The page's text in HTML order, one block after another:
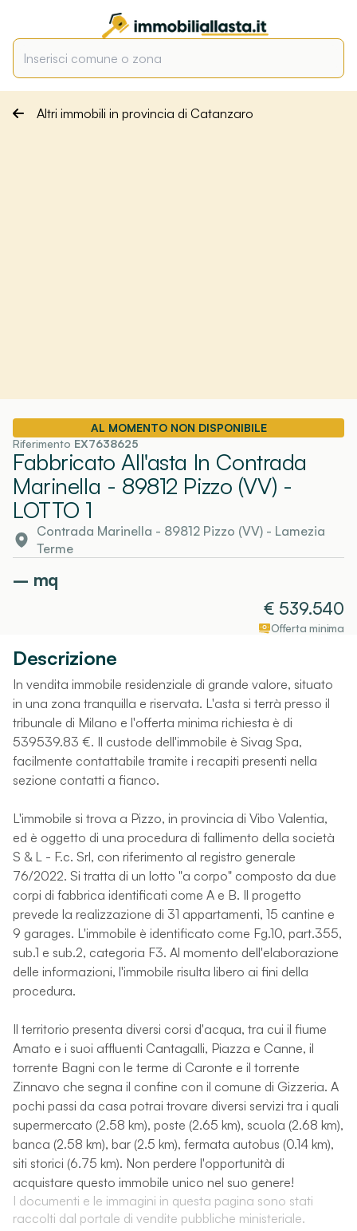
Altri immobili in provincia di Catanzaro
AL MOMENTO NON DISPONIBILE
Riferimento EX7638625
Fabbricato All'asta In Contrada
Marinella - 89812 Pizzo (VV) -
LOTTO 1
Contrada Marinella - 89812 Pizzo (VV) - Lamezia
Terme
– mq
€ 539.540
Offerta minima
Descrizione
In vendita immobile residenziale di grande valore, situato
in una zona tranquilla e riservata. L'asta si terrà presso il
tribunale di Milano e l'offerta minima richiesta è di
539539.83 €. Il custode dell'immobile è Sivag Spa,
facilmente contattabile tramite i recapiti presenti nella
sezione contatti a fianco.
L'immobile si trova a Pizzo, in provincia di Vibo Valentia,
ed è oggetto di una procedura di fallimento della società
S & L - F.c. Srl, con riferimento al registro generale
76/2022. Si tratta di un lotto "a corpo" composto da due
corpi di fabbrica identificati come A e B. Il progetto
prevede la realizzazione di 31 appartamenti, 15 cantine e
9 garages. L'immobile è identificato come Fg.10, part.355,
sub.1 e sub.2, categoria F3. Al momento dell'elaborazione
delle informazioni, l'immobile risulta libero ai fini della
procedura.
Il territorio presenta diversi corsi d'acqua, tra cui il fiume
Amato e i suoi affluenti Cantagalli, Piazza e Canne, il
torrente Bagni con le terme di Caronte e il torrente
Zinnavo che segna il confine con il comune di Gizzeria. A
pochi passi da casa potrai trovare diversi servizi tra i quali
supermercato (2.58 km), poste (2.65 km), scuola (2.68 km),
banca (2.58 km), bar (2.5 km), fermata autobus (0.14 km),
siti storici (6.75 km). Non perdere l'opportunità di
acquistare questo immobile unico nel suo genere!
I documenti e le immagini in questa pagina sono stati
raccolti dal portale di vendite pubbliche ministeriale.